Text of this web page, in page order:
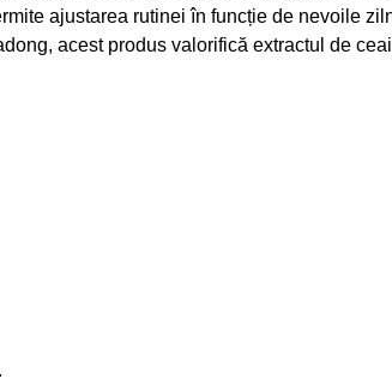
ajustarea rutinei în funcție de nevoile
acest produs valorifică extractul de